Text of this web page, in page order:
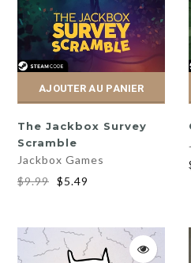
AJOUTER AU PANIER
The Jackbox Survey
Scramble
Jackbox Games
$9.99 $5.49